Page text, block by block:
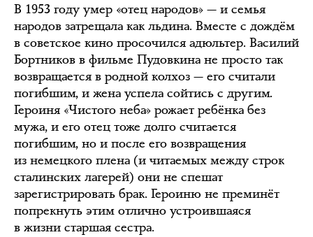
В 1953 году умер «отец народов» — и семья
народов затрещала как льдина. Вместе с дождём
в советское кино просочился адюльтер. Василий
Бортников в фильме Пудовкина не просто так
возвращается в родной колхоз — его считали
погибшим, и жена успела сойтись с другим.
Героиня «Чистого неба» рожает ребёнка без
мужа, и его отец тоже долго считается
погибшим, но и после его возвращения
из немецкого плена (и читаемых между строк
сталинских лагерей) они не спешат
зарегистрировать брак. Героиню не преминёт
попрекнуть этим отлично устроившаяся
в жизни старшая сестра.